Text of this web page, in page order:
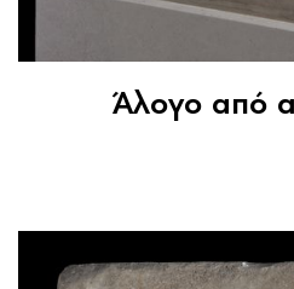
Άλογo από